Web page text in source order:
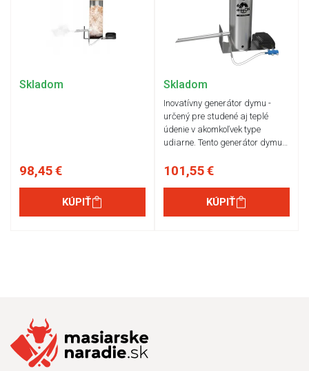
Skladom
98,45 €
KÚPIŤ
Skladom
Inovatívny generátor dymu -
určený pre studené aj teplé
údenie v akomkoľvek type
udiarne. Tento generátor dymu…
101,55 €
KÚPIŤ